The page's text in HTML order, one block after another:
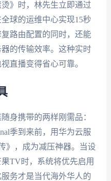
》时，林先生立即通过
球的运维中心实现15秒
路由配置的同时，还能
的传输效率。这种实时
直播变得省心可靠。
身携带的两样刚需品：
季到来前，用华为云服
》，成为减压神器。当设
TV时，系统将优先启用
务才是当代海外华人的